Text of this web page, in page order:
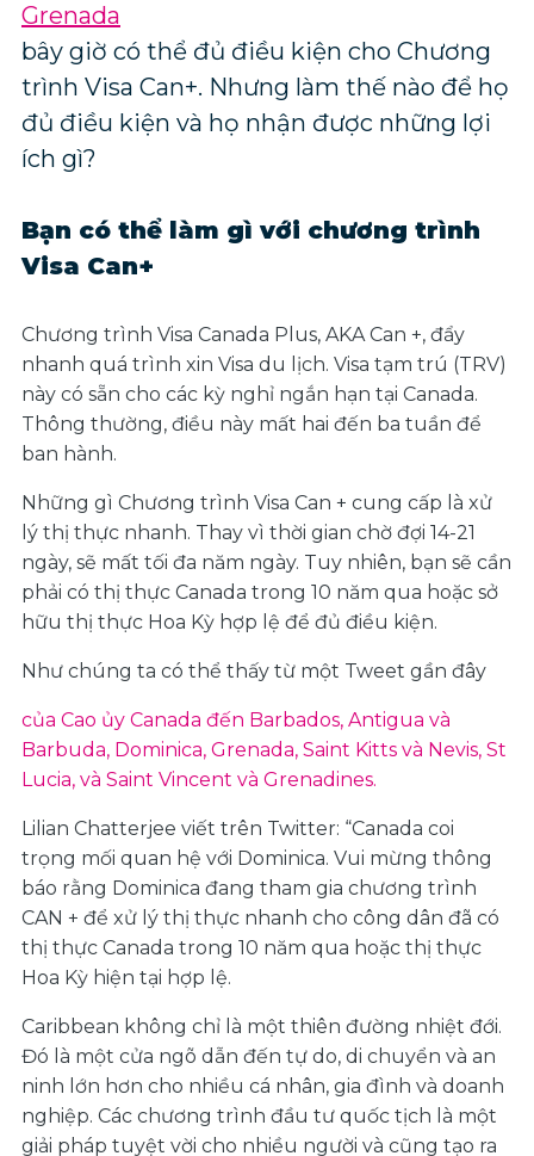
Grenada
bây giờ có thể đủ điều kiện cho Chương
trình Visa Can+. Nhưng làm thế nào để họ
đủ điều kiện và họ nhận được những lợi
ích gì?
Bạn có thể làm gì với chương trình
Visa Can+
Chương trình Visa Canada Plus, AKA Can +, đẩy
nhanh quá trình xin Visa du lịch. Visa tạm trú (TRV)
này có sẵn cho các kỳ nghỉ ngắn hạn tại Canada.
Thông thường, điều này mất hai đến ba tuần để
ban hành.
Những gì Chương trình Visa Can + cung cấp là xử
lý thị thực nhanh. Thay vì thời gian chờ đợi 14-21
ngày, sẽ mất tối đa năm ngày. Tuy nhiên, bạn sẽ cần
phải có thị thực Canada trong 10 năm qua hoặc sở
hữu thị thực Hoa Kỳ hợp lệ để đủ điều kiện.
Như chúng ta có thể thấy từ một Tweet gần đây
của Cao ủy Canada đến Barbados, Antigua và
Barbuda, Dominica, Grenada, Saint Kitts và Nevis, St
Lucia, và Saint Vincent và Grenadines.
Lilian Chatterjee viết trên Twitter: “Canada coi
trọng mối quan hệ với Dominica. Vui mừng thông
báo rằng Dominica đang tham gia chương trình
CAN + để xử lý thị thực nhanh cho công dân đã có
thị thực Canada trong 10 năm qua hoặc thị thực
Hoa Kỳ hiện tại hợp lệ.
Caribbean không chỉ là một thiên đường nhiệt đới.
Đó là một cửa ngõ dẫn đến tự do, di chuyển và an
ninh lớn hơn cho nhiều cá nhân, gia đình và doanh
nghiệp. Các chương trình đầu tư quốc tịch là một
giải pháp tuyệt vời cho nhiều người và cũng tạo ra